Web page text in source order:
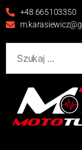
+48 665103350